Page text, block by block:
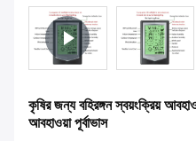
কৃষির জন্য বহিরঙ্গন স্বয়ংক্রিয়
আবহাওয়া পূর্বাভাস